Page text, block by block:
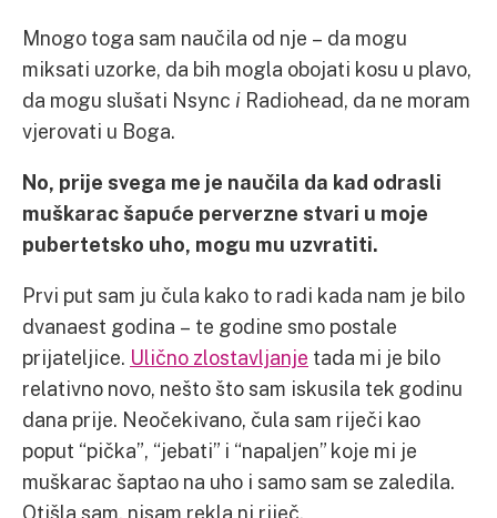
Mnogo toga sam naučila od nje – da mogu
miksati uzorke, da bih mogla obojati kosu u plavo,
da mogu slušati Nsync i Radiohead, da ne moram
vjerovati u Boga.
No, prije svega me je naučila da kad odrasli
muškarac šapuće perverzne stvari u moje
pubertetsko uho, mogu mu uzvratiti.
Prvi put sam ju čula kako to radi kada nam je bilo
dvanaest godina – te godine smo postale
prijateljice. Ulično zlostavljanje tada mi je bilo
relativno novo, nešto što sam iskusila tek godinu
dana prije. Neočekivano, čula sam riječi kao
poput “pička”, “jebati” i “napaljen” koje mi je
muškarac šaptao na uho i samo sam se zaledila.
Otišla sam, nisam rekla ni riječ.